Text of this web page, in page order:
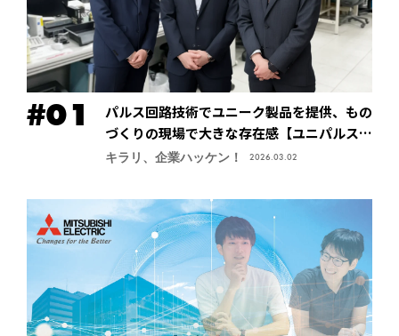
パルス回路技術でユニーク製品を提供、もの
づくりの現場で大きな存在感【ユニパルス株
式会社】
キラリ、企業ハッケン！ 2026.03.02